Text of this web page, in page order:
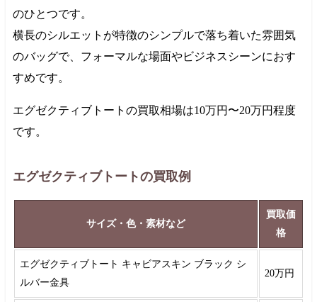
のひとつです。
横長のシルエットが特徴のシンプルで落ち着いた雰囲気
のバッグで、フォーマルな場面やビジネスシーンにおす
すめです。
エグゼクティブトートの買取相場は10万円 〜20万円程度
です。
エグゼクティブトートの買取例
サイズ・色・素材など
買取価
格
エグゼクティブトート キャビアスキン ブラック シ
ルバー金具
20万円